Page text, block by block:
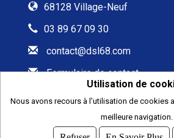
68128 Village-Neuf
03 89 67 09 30
contact@dsl68.com
Formulaire de contact
2026
© COMITI -CGVU
Utilisation de
Nous avons recours à l'utilisation de cookies
meilleure navigation.